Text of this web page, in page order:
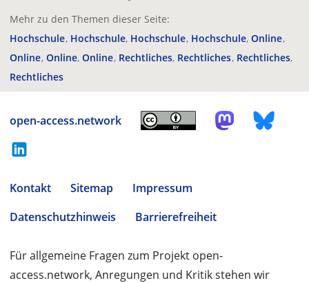
Mehr zu den Themen dieser Seite:
Hochschule Hochschule Hochschule Hochschule Online
Online Online Online Rechtliches Rechtliches Rechtliches
Rechtliches
open-access.network
Kontakt Sitemap
Impressum
Datenschutzhinweis
Barrierefreiheit
Für allgemeine Fragen zum Projekt open-
access.network, Anregungen und Kritik stehen wir